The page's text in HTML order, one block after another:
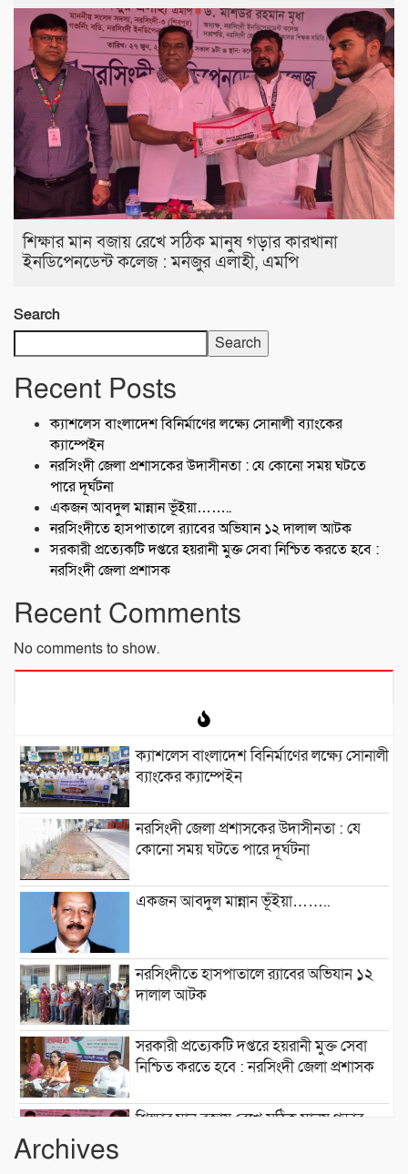
শিক্ষার মান বজায় রেখে সঠিক মানুষ গড়ার কারখানা
ইনডিপেনডেন্ট কলেজ : মনজুর এলাহী, এমপি
Search
Search
Recent Posts
ক্যাশলেস বাংলাদেশ বিনির্মাণের লক্ষ্যে সোনালী ব্যাংকের
ক্যাম্পেইন
নরসিংদী জেলা প্রশাসকের উদাসীনতা : যে কোনো সময় ঘটতে
পারে দূর্ঘটনা
একজন আবদুল মান্নান ভূঁইয়া……..
নরসিংদীতে হাসপাতালে র‍্যাবের অভিযান ১২ দালাল আটক
সরকারী প্রত্যেকটি দপ্তরে হয়রানী মুক্ত সেবা নিশ্চিত করতে হবে :
নরসিংদী জেলা প্রশাসক
Recent Comments
No comments to show.
ক্যাশলেস বাংলাদেশ বিনির্মাণের লক্ষ্যে সোনালী
ব্যাংকের ক্যাম্পেইন
নরসিংদী জেলা প্রশাসকের উদাসীনতা : যে
কোনো সময় ঘটতে পারে দূর্ঘটনা
একজন আবদুল মান্নান ভূঁইয়া……..
নরসিংদীতে হাসপাতালে র‍্যাবের অভিযান ১২
দালাল আটক
সরকারী প্রত্যেকটি দপ্তরে হয়রানী মুক্ত সেবা
নিশ্চিত করতে হবে : নরসিংদী জেলা প্রশাসক
শিক্ষার মান বজায় রেখে সঠিক মানুষ গড়ার
Archives